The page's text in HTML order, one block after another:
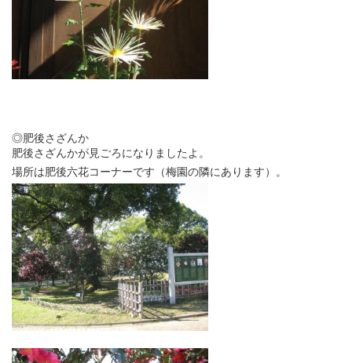
◎肥後さざんか
肥後さざんかが見ごろになりましたよ。
場所は肥後六花コーナーです（梅園の隣にあります）。